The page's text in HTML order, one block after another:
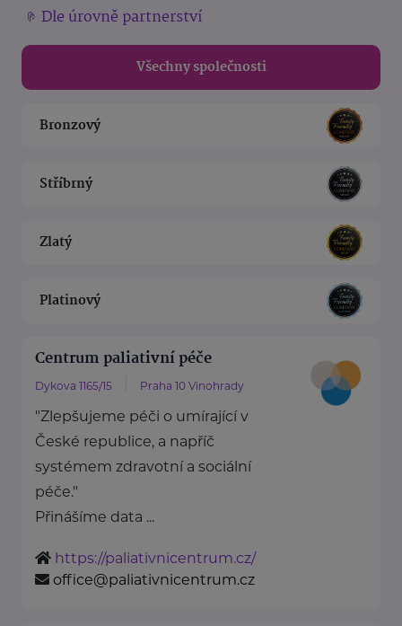
Dle úrovně partnerství
Všechny společnosti
Bronzový
Stříbrný
Zlatý
Platinový
Centrum paliativní péče
Dykova 1165/15 Praha 10 Vinohrady
"Zlepšujeme péči o umírající v
České republice, a napříč
systémem zdravotní a sociální
péče."
Přinášíme data ...
https://paliativnicentrum.cz/
office@paliativnicentrum.cz